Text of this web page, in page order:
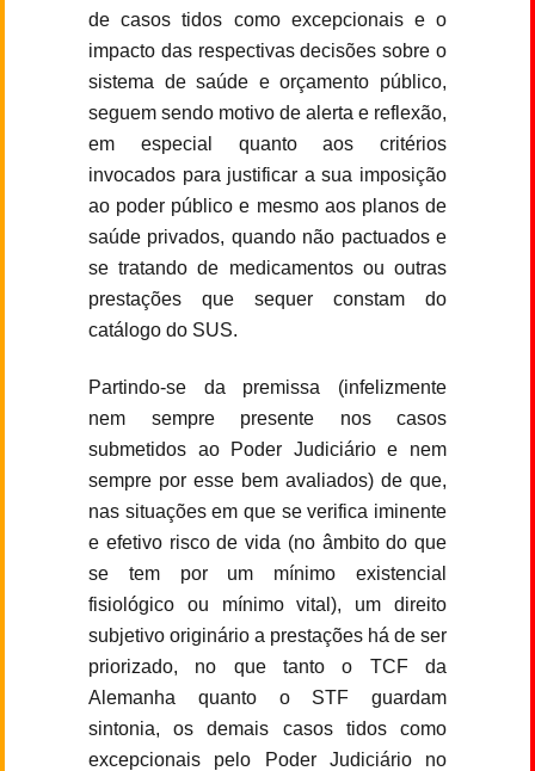
de casos tidos como excepcionais e o
impacto das respectivas decisões sobre o
sistema de saúde e orçamento público,
seguem sendo motivo de alerta e reflexão,
em especial quanto aos critérios
invocados para justificar a sua imposição
ao poder público e mesmo aos planos de
saúde privados, quando não pactuados e
se tratando de medicamentos ou outras
prestações que sequer constam do
catálogo do SUS.
Partindo-se da premissa (infelizmente
nem sempre presente nos casos
submetidos ao Poder Judiciário e nem
sempre por esse bem avaliados) de que,
nas situações em que se verifica iminente
e efetivo risco de vida (no âmbito do que
se tem por um mínimo existencial
fisiológico ou mínimo vital), um direito
subjetivo originário a prestações há de ser
priorizado, no que tanto o TCF da
Alemanha quanto o STF guardam
sintonia, os demais casos tidos como
excepcionais pelo Poder Judiciário no